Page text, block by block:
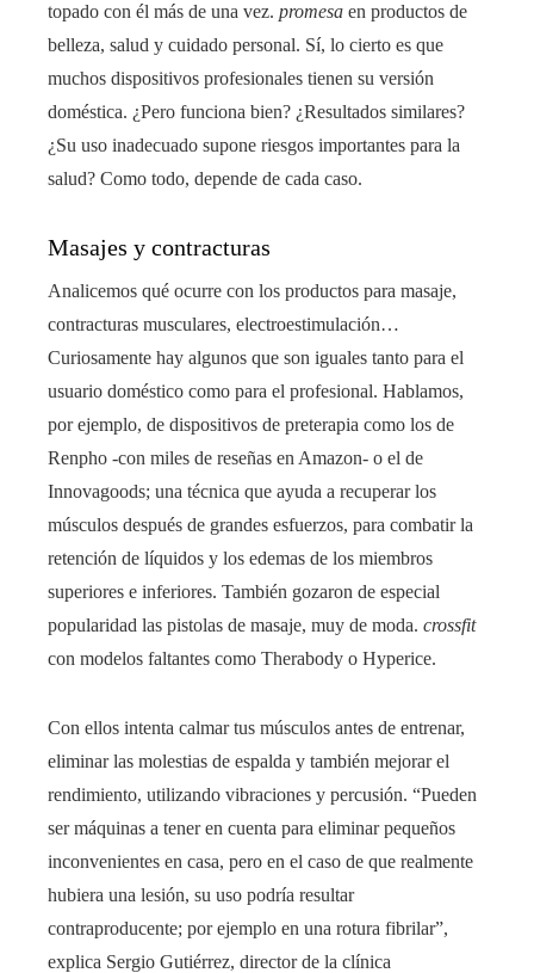
topado con él más de una vez. promesa en productos de
belleza, salud y cuidado personal. Sí, lo cierto es que
muchos dispositivos profesionales tienen su versión
doméstica. ¿Pero funciona bien? ¿Resultados similares?
¿Su uso inadecuado supone riesgos importantes para la
salud? Como todo, depende de cada caso.
Masajes y contracturas
Analicemos qué ocurre con los productos para masaje,
contracturas musculares, electroestimulación…
Curiosamente hay algunos que son iguales tanto para el
usuario doméstico como para el profesional. Hablamos,
por ejemplo, de dispositivos de preterapia como los de
Renpho -con miles de reseñas en Amazon- o el de
Innovagoods; una técnica que ayuda a recuperar los
músculos después de grandes esfuerzos, para combatir la
retención de líquidos y los edemas de los miembros
superiores e inferiores. También gozaron de especial
popularidad las pistolas de masaje, muy de moda. crossfit
con modelos faltantes como Therabody o Hyperice.
Con ellos intenta calmar tus músculos antes de entrenar,
eliminar las molestias de espalda y también mejorar el
rendimiento, utilizando vibraciones y percusión. “Pueden
ser máquinas a tener en cuenta para eliminar pequeños
inconvenientes en casa, pero en el caso de que realmente
hubiera una lesión, su uso podría resultar
contraproducente; por ejemplo en una rotura fibrilar”,
explica Sergio Gutiérrez, director de la clínica